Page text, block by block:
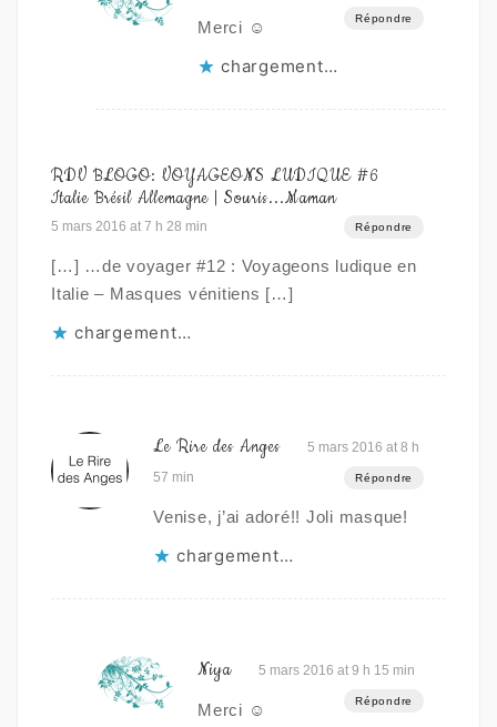
Répondre
Merci ☺
chargement…
RDV BLOGO: VOYAGEONS LUDIQUE #6
Italie Brésil Allemagne | Souris...Maman
5 mars 2016 at 7 h 28 min Répondre
[…] …de voyager #12 : Voyageons ludique en
Italie – Masques vénitiens […]
chargement…
Le Rire des Anges
5 mars 2016 at 8 h
57 min
Répondre
Venise, j’ai adoré!! Joli masque!
chargement…
Niya 5 mars 2016 at 9 h 15 min
Répondre
Merci ☺